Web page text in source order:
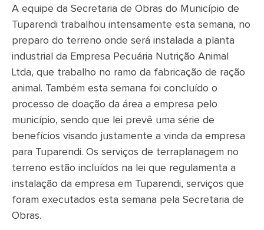
A equipe da Secretaria de Obras do Município de
Tuparendi trabalhou intensamente esta semana, no
preparo do terreno onde será instalada a planta
industrial da Empresa Pecuária Nutrição Animal
Ltda, que trabalho no ramo da fabricação de ração
animal. Também esta semana foi concluído o
processo de doação da área a empresa pelo
município, sendo que lei prevê uma série de
benefícios visando justamente a vinda da empresa
para Tuparendi. Os serviços de terraplanagem no
terreno estão incluídos na lei que regulamenta a
instalação da empresa em Tuparendi, serviços que
foram executados esta semana pela Secretaria de
Obras.